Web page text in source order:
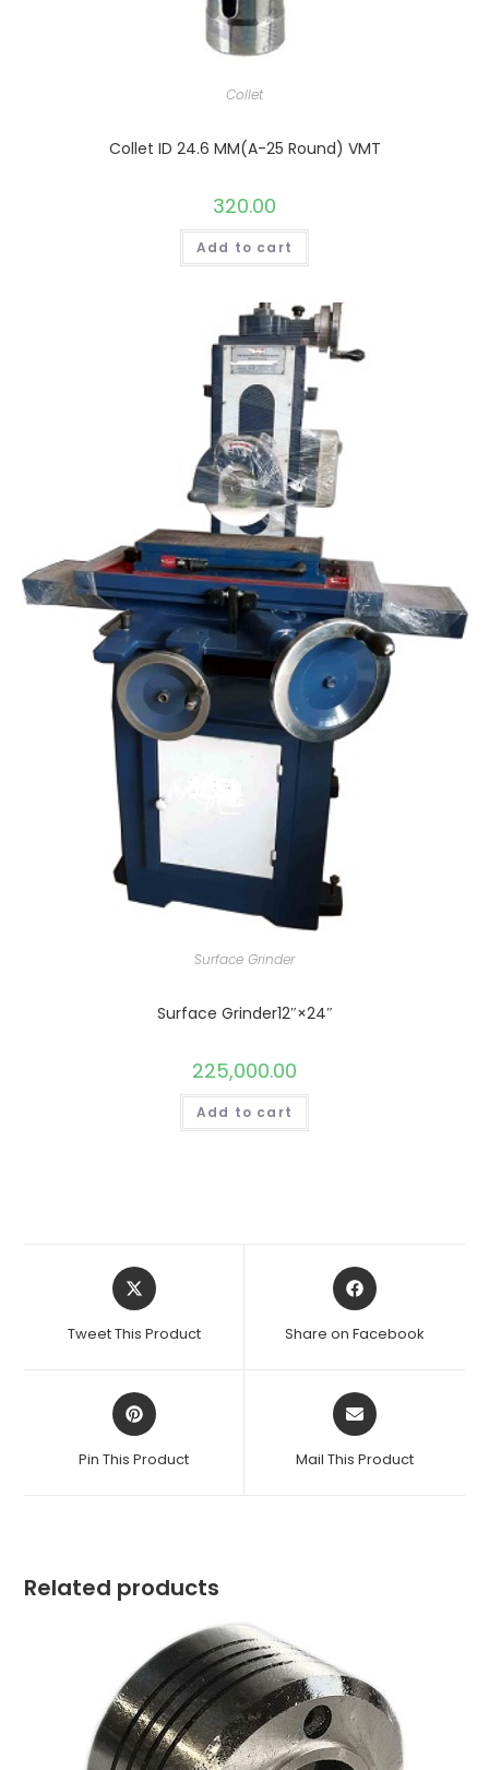
Collet
Collet ID 24.6 MM(A-25 Round) VMT
320.00
Add to cart
Surface Grinder
Surface Grinder12″×24″
225,000.00
Add to cart
Opens
in
new
Tweet This Product
Opens
in
new
Share on Facebook
Opens
in
new
Pin This Product
Opens
in
new
Mail This Product
Related products